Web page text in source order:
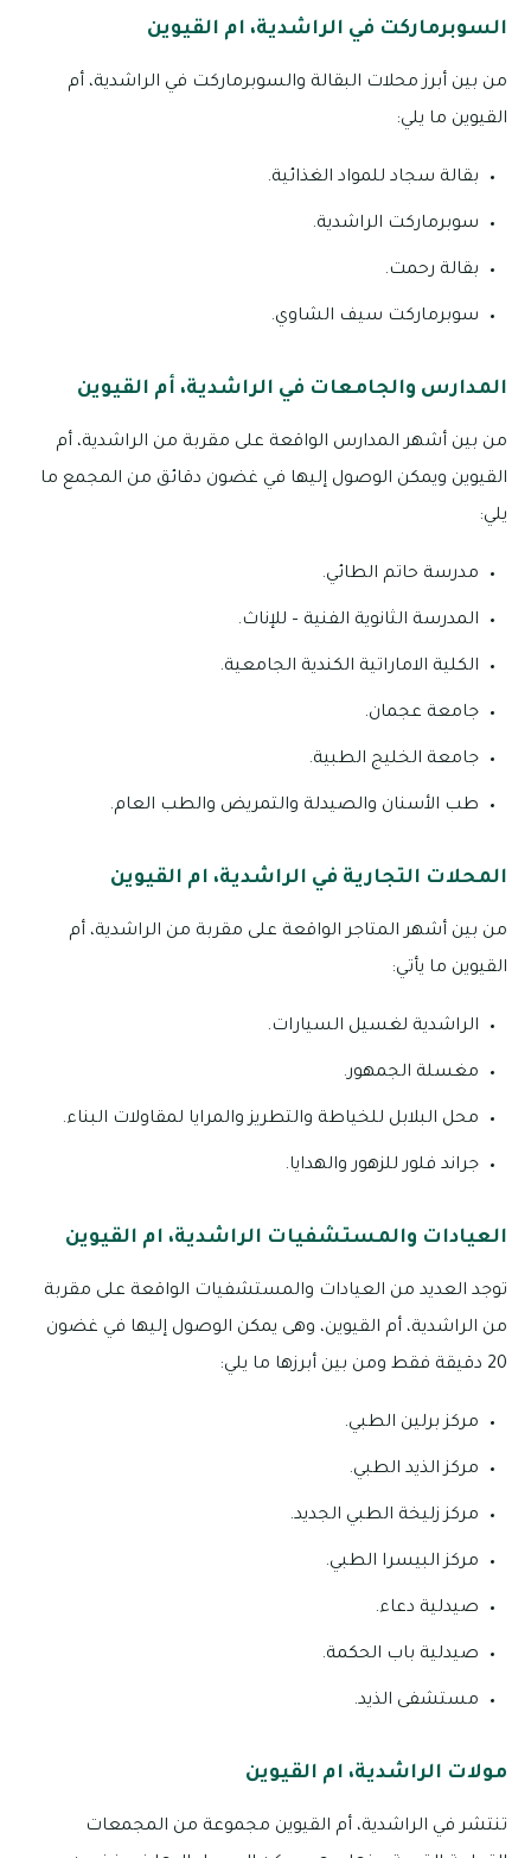
السوبرماركت في الراشدية، ام القيوين
من بين أبرز محلات البقالة والسوبرماركت في الراشدية، أم
القيوين ما يلي:
بقالة سجاد للمواد الغذائية.
سوبرماركت الراشدية.
بقالة رحمت.
سوبرماركت سيف الشاوي.
المدارس والجامعات في الراشدية، أم القيوين
من بين أشهر المدارس الواقعة على مقربة من الراشدية، أم
القيوين ويمكن الوصول إليها في غضون دقائق من المجمع ما
يلي:
مدرسة حاتم الطائي.
المدرسة الثانوية الفنية – للإناث.
الكلية الاماراتية الكندية الجامعية.
جامعة عجمان.
جامعة الخليج الطبية.
طب الأسنان والصيدلة والتمريض والطب العام.
المحلات التجارية في الراشدية، ام القيوين
من بين أشهر المتاجر الواقعة على مقربة من الراشدية، أم
القيوين ما يأتي:
الراشدية لغسيل السيارات.
مغسلة الجمهور.
محل البلابل للخياطة والتطريز والمرايا لمقاولات البناء.
جراند فلور للزهور والهدايا.
العيادات والمستشفيات الراشدية، ام القيوين
توجد العديد من العيادات والمستشفيات الواقعة على مقربة
من الراشدية، أم القيوين، وهى يمكن الوصول إليها في غضون
20 دقيقة فقط ومن بين أبرزها ما يلي:
مركز برلين الطبي.
مركز الذيد الطبي.
مركز زليخة الطبي الجديد.
مركز البيسرا الطبي.
صيدلية دعاء.
صيدلية باب الحكمة.
مستشفى الذيد.
مولات الراشدية، ام القيوين
تنتشر في الراشدية، أم القيوين مجموعة من المجمعات